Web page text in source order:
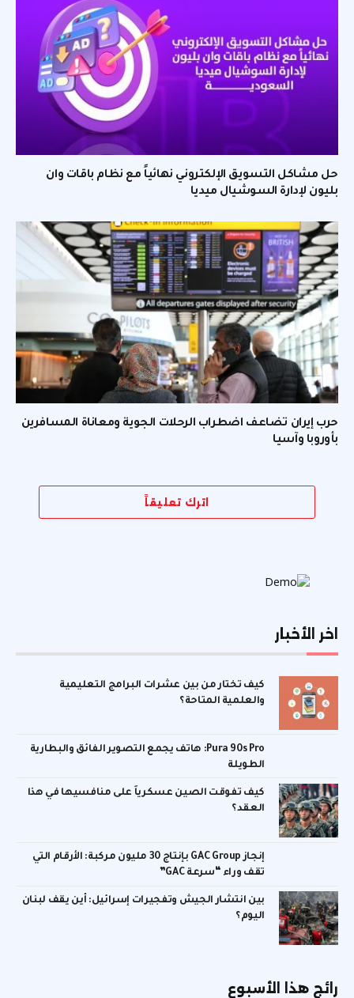
حل مشاكل التسويق الإلكتروني نهائياً مع نظام باقات وان
بليون لإدارة السوشيال ميديا
حرب إيران تضاعف اضطراب الرحلات الجوية ومعاناة المسافرين
بأوروبا وآسيا
اترك تعليقاً
اخر الأخبار
كيف تختار من بين عشرات البرامج التعليمية
والعلمية المتاحة؟
Pura 90s Pro: هاتف يجمع التصوير الفائق والبطارية
الطويلة
كيف تفوقت الصين عسكرياً على منافسيها في هذا
العقد؟
إنجاز GAC Group بإنتاج 30 مليون مركبة: الأرقام التي
تقف وراء “سرعة GAC”
بين انتشار الجيش وتفجيرات إسرائيل: أين يقف لبنان
اليوم؟
رائج هذا الأسبوع